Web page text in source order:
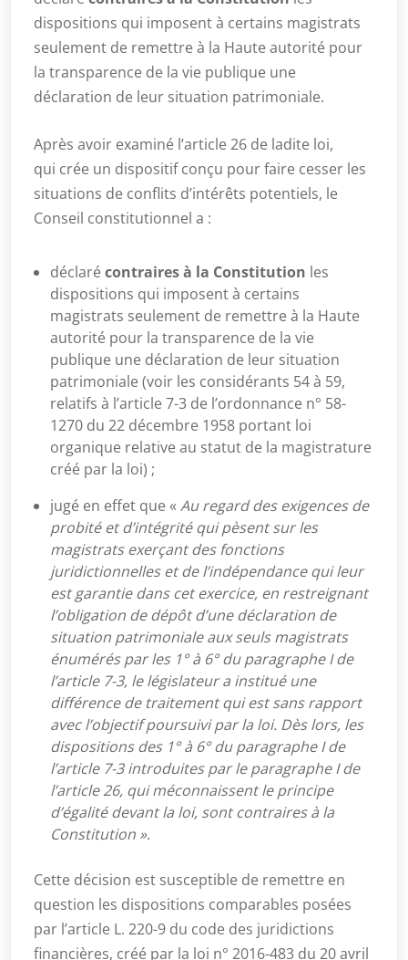
dispositions qui imposent à certains magistrats
seulement de remettre à la Haute autorité pour
la transparence de la vie publique une
déclaration de leur situation patrimoniale.
Après avoir examiné l’article 26 de ladite loi,
qui crée un dispositif conçu pour faire cesser les
situations de conflits d’intérêts potentiels, le
Conseil constitutionnel a :
déclaré contraires à la Constitution les
dispositions qui imposent à certains
magistrats seulement de remettre à la Haute
autorité pour la transparence de la vie
publique une déclaration de leur situation
patrimoniale (voir les considérants 54 à 59,
relatifs à l’article 7-3 de l’ordonnance n° 58-
1270 du 22 décembre 1958 portant loi
organique relative au statut de la magistrature
créé par la loi) ;
jugé en effet que « Au regard des exigences de
probité et d’intégrité qui pèsent sur les
magistrats exerçant des fonctions
juridictionnelles et de l’indépendance qui leur
est garantie dans cet exercice, en restreignant
l’obligation de dépôt d’une déclaration de
situation patrimoniale aux seuls magistrats
énumérés par les 1° à 6° du paragraphe I de
l’article 7-3, le législateur a institué une
différence de traitement qui est sans rapport
avec l’objectif poursuivi par la loi. Dès lors, les
dispositions des 1° à 6° du paragraphe I de
l’article 7-3 introduites par le paragraphe I de
l’article 26, qui méconnaissent le principe
d’égalité devant la loi, sont contraires à la
Constitution ».
Cette décision est susceptible de remettre en
question les dispositions comparables posées
par l’article L. 220-9 du code des juridictions
financières, créé par la loi n° 2016-483 du 20 avril